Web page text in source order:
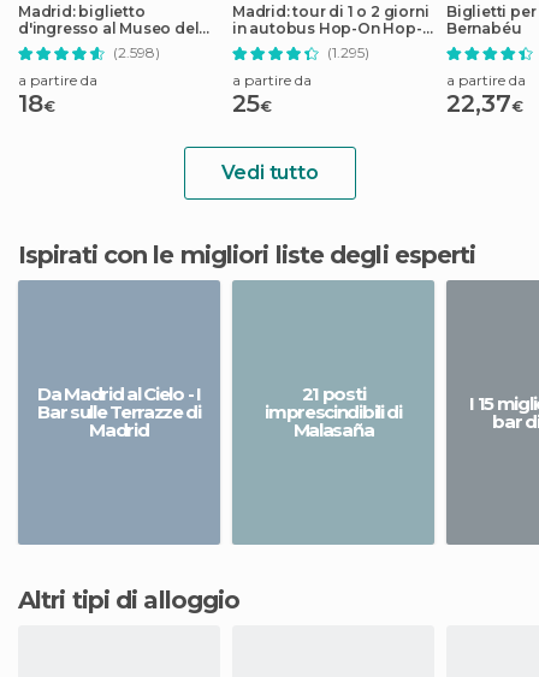
Madrid: biglietto
d'ingresso al Museo del
Prado
(2.598)
a partire da
18€
Madrid: tour di 1 o 2 giorni
in autobus Hop-On Hop-
Off
(1.295)
a partire da
25€
Biglietti per
Bernabéu
a partire da
22,37€
Vedi tutto
Ispirati con le migliori liste degli esperti
Da Madrid al Cielo - I
Bar sulle Terrazze di
Madrid
21 posti
imprescindibili di
Malasaña
I 15
bar
Altri tipi di alloggio